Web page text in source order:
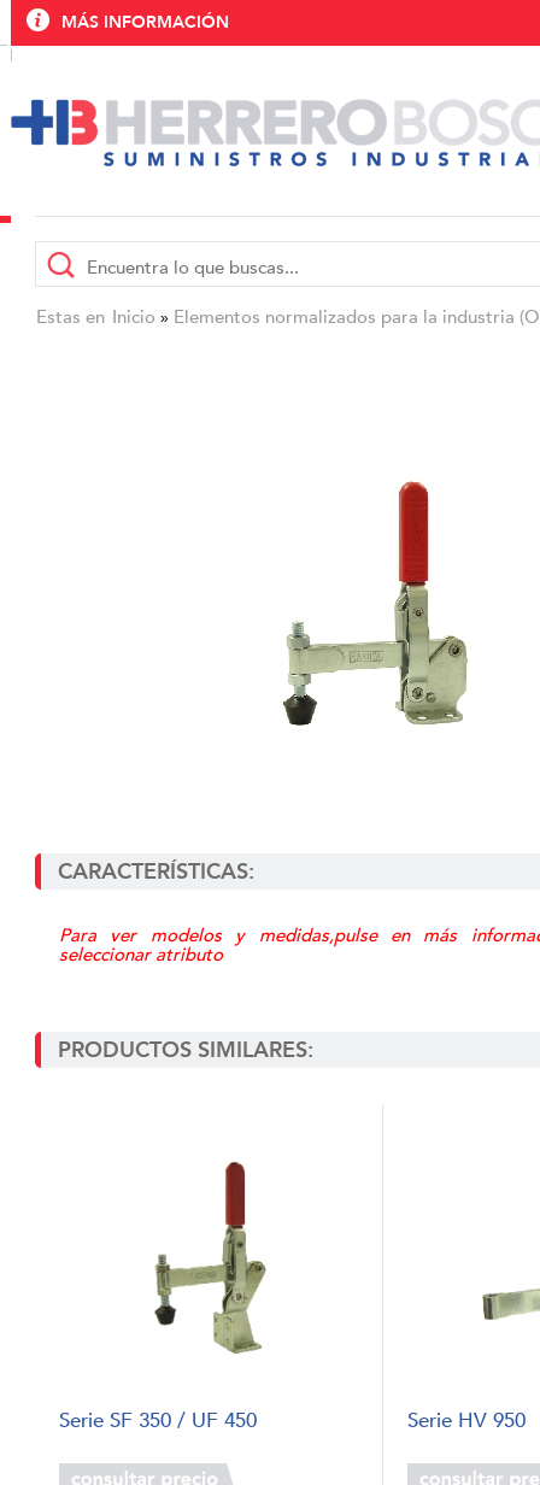
MÁS INFORMACIÓN
Estas en Inicio » Elementos normalizados para la industria
CARACTERÍSTICAS:
Para ver modelos y medidas,pulse en más
seleccionar atributo
PRODUCTOS SIMILARES:
Serie SF 350 / UF 450 Serie HV 950